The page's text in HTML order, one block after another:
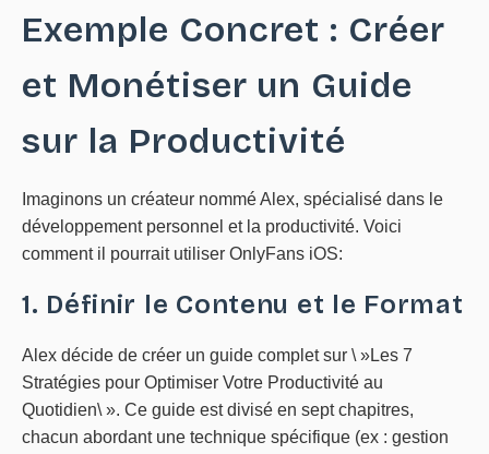
Exemple Concret : Créer
et Monétiser un Guide
sur la Productivité
Imaginons un créateur nommé Alex, spécialisé dans le
développement personnel et la productivité. Voici
comment il pourrait utiliser OnlyFans iOS:
1. Définir le Contenu et le Format
Alex décide de créer un guide complet sur \ »Les 7
Stratégies pour Optimiser Votre Productivité au
Quotidien\ ». Ce guide est divisé en sept chapitres,
chacun abordant une technique spécifique (ex : gestion